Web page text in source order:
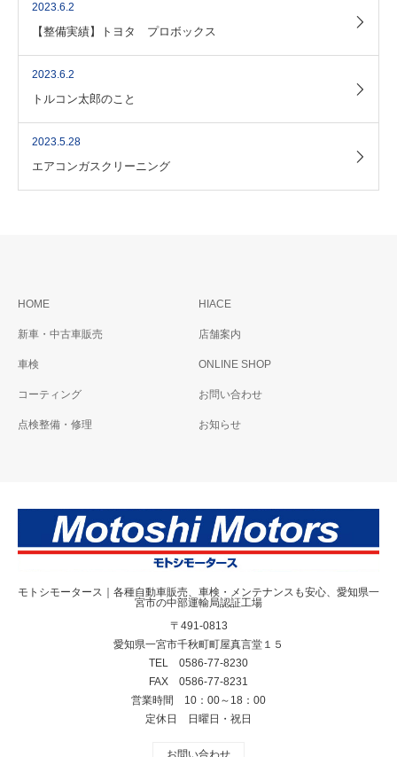
2023.6.2
【整備実績】トヨタ プロボックス
2023.6.2
トルコン太郎のこと
2023.5.28
エアコンガスクリーニング
HOME
新車・中古車販売
車検
コーティング
点検整備・修理
HIACE
店舗案内
ONLINE SHOP
お問い合わせ
お知らせ
モトシモータース｜各種自動車販売、車検・メンテナンスも安心、愛知県一
宮市の中部運輸局認証工場
〒491-0813
愛知県一宮市千秋町町屋真言堂１５
TEL 0586-77-8230
FAX 0586-77-8231
営業時間 10：00～18：00
定休日 日曜日・祝日
お問い合わせ